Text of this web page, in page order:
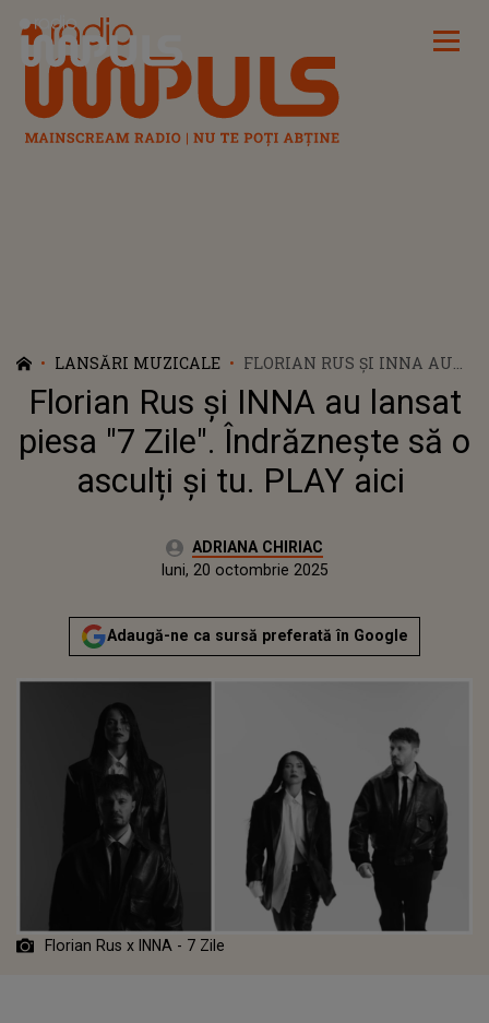
Radio Impuls
LANSĂRI MUZICALE
FLORIAN RUS ȘI INNA AU
LANSAT PIESA "7 ZILE".
ÎNDRĂZNEȘTE SĂ O
ASCULȚI ȘI TU. PLAY AICI
Florian Rus și INNA au lansat
piesa "7 Zile". Îndrăznește să o
asculți și tu. PLAY aici
Autor:ADRIANA CHIRIAC
Publicat:
luni, 20 octombrie 2025
Adaugă-ne ca sursă preferată în Google
Florian Rus x INNA - 7 Zile